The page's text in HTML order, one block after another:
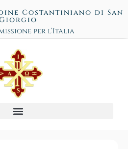
Costantiniano di San
per l’Italia